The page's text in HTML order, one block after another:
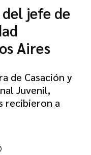
jefe de
Aires
de Casación y
Juvenil,
recibieron a